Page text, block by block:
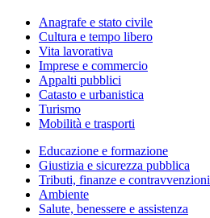
Anagrafe e stato civile
Cultura e tempo libero
Vita lavorativa
Imprese e commercio
Appalti pubblici
Catasto e urbanistica
Turismo
Mobilità e trasporti
Educazione e formazione
Giustizia e sicurezza pubblica
Tributi, finanze e contravvenzioni
Ambiente
Salute, benessere e assistenza